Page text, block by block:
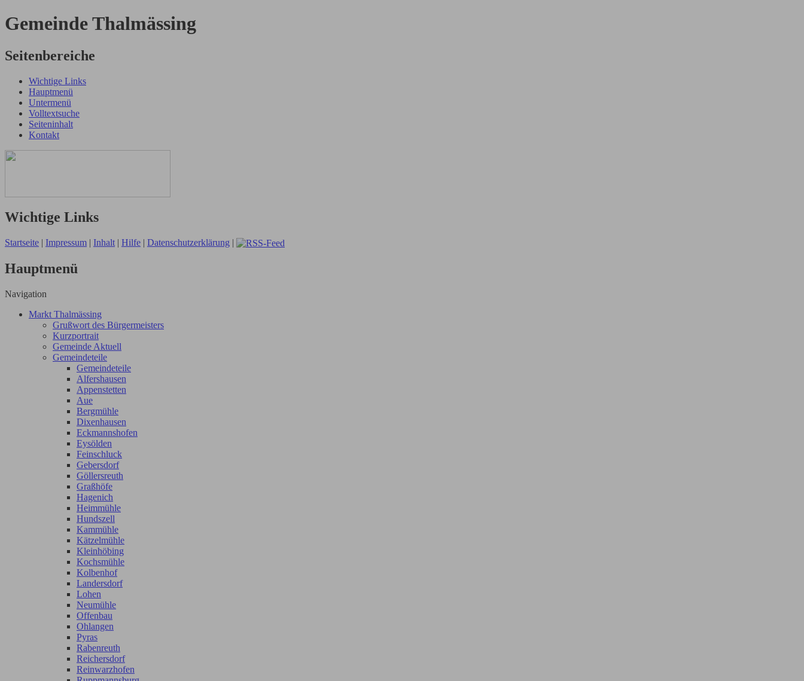
Gemeinde Thalmässing
Seitenbereiche
Wichtige Links
Hauptmenü
Untermenü
Volltextsuche
Seiteninhalt
Kontakt
Wichtige Links
Startseite | Impressum | Inhalt | Hilfe | Datenschutzerklärung |
Hauptmenü
Navigation
Markt Thalmässing
Grußwort des Bürgermeisters
Kurzportrait
Gemeinde Aktuell
Gemeindeteile
Gemeindeteile
Alfershausen
Appenstetten
Aue
Bergmühle
Dixenhausen
Eckmannshofen
Eysölden
Feinschluck
Gebersdorf
Göllersreuth
Graßhöfe
Hagenich
Heimmühle
Hundszell
Kammühle
Kätzelmühle
Kleinhöbing
Kochsmühle
Kolbenhof
Landersdorf
Lohen
Neumühle
Offenbau
Ohlangen
Pyras
Rabenreuth
Reichersdorf
Reinwarzhofen